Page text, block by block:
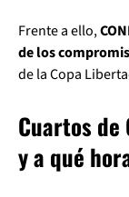
Frente a ello,
de los
de la Copa
Cuartos de
y a qué